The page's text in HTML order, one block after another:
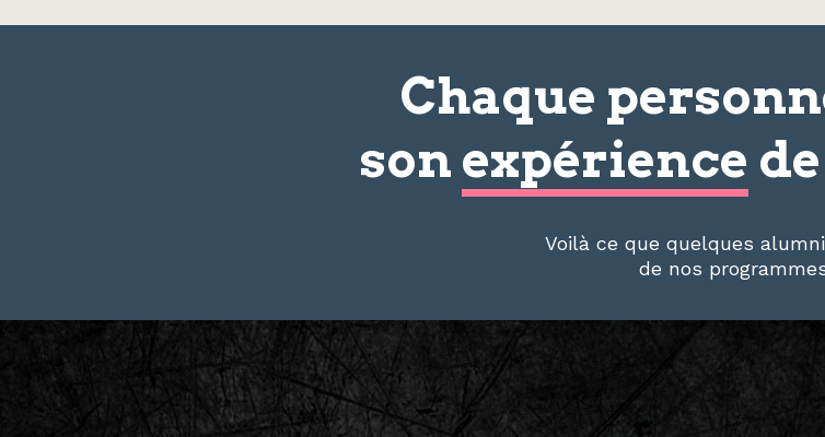
Chaque
son expérience
Voilà ce que quelques
de nos